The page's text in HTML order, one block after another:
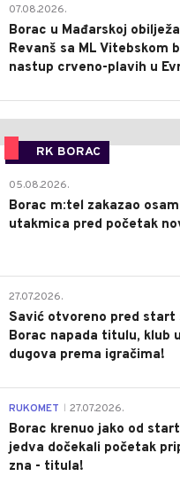
07.08.2026.
Borac u Mađarskoj
Revanš sa ML Vitebskom
nastup crveno-plavih u
RK BORAC
05.08.2026.
Borac m:tel zakazao
utakmica pred početak
27.07.2026.
Savić otvoreno pred start
Borac napada titulu, klub
dugova prema igračima!
RUKOMET 27.07.2026.
Borac krenuo jako od
jedva dočekali početak
zna - titula!